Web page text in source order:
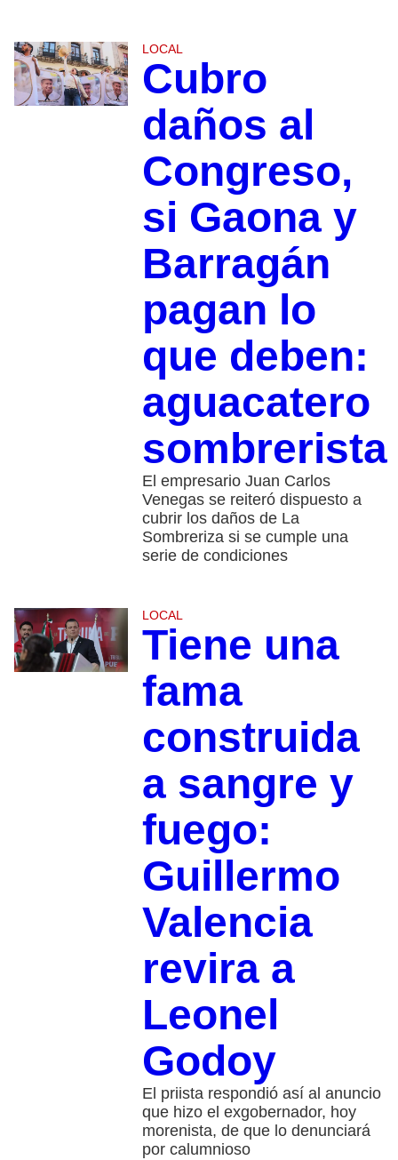
LOCAL
Cubro
daños al
Congreso,
si Gaona y
Barragán
pagan lo
que deben:
aguacatero
sombrerista
El empresario Juan Carlos
Venegas se reiteró dispuesto a
cubrir los daños de La
Sombreriza si se cumple una
serie de condiciones
LOCAL
Tiene una
fama
construida
a sangre y
fuego:
Guillermo
Valencia
revira a
Leonel
Godoy
El priista respondió así al anuncio
que hizo el exgobernador, hoy
morenista, de que lo denunciará
por calumnioso